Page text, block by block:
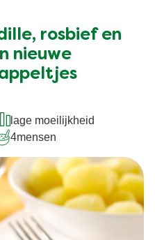
rosbief en
nieuwe
lage moeilijkheid
4mensen